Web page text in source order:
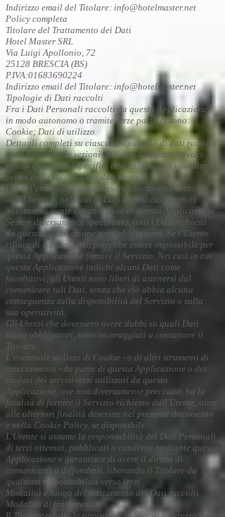
Indirizzo email del Titolare: info@hotelmaster.net
Policy completa
Titolare del Trattamento dei Dati
Hotel Master SRL
Via Luigi Apollonio, 72
25128 BRESCIA (BS)
P.IVA:01683690224
Indirizzo email del Titolare: info@hotelmaster.net
Tipologie di Dati raccolti
Fra i Dati Personali raccolti da questa Applicazione,
in modo autonomo o tramite terze parti, ci sono:
Cookie; Dati di utilizzo.
Dettagli completi su ciascuna tipologia di dati raccolti
sono forniti nelle sezioni dedicate di questa privacy
policy o mediante specifici testi informativi visualizzati
prima della raccolta dei dati stessi.
I Dati Personali possono essere liberamente forniti
dall'Utente o, nel caso di Dati di Utilizzo, raccolti
automaticamente durante l'uso di questa Applicazione.
Se non diversamente specificato, tutti i Dati richiesti
da questa Applicazione sono obbligatori. Se l’Utente
rifiuta di comunicarli, potrebbe essere impossibile per
questa Applicazione fornire il Servizio. Nei casi in cui
questa Applicazione indichi alcuni Dati come
facoltativi, gli Utenti sono liberi di astenersi dal
comunicare tali Dati, senza che ciò abbia alcuna
conseguenza sulla disponibilità del Servizio o sulla
sua operatività.
Gli Utenti che dovessero avere dubbi su quali Dati
siano obbligatori, sono incoraggiati a contattare il
Titolare.
L’eventuale utilizzo di Cookie - o di altri strumenti di
tracciamento - da parte di questa Applicazione o dei
titolari dei servizi terzi utilizzati da questa
Applicazione, ove non diversamente precisato, ha la
finalità di fornire il Servizio richiesto dall'Utente, oltre
alle ulteriori finalità descritte nel presente documento
e nella Cookie Policy, se disponibile.
L'Utente si assume la responsabilità dei Dati Personali
di terzi ottenuti, pubblicati o condivisi mediante questa
Applicazione e garantisce di avere il diritto di
comunicarli o diffonderli, liberando il Titolare da
qualsiasi responsabilità verso terzi.
Modalità e luogo del trattamento dei Dati raccolti
Modalità di trattamento